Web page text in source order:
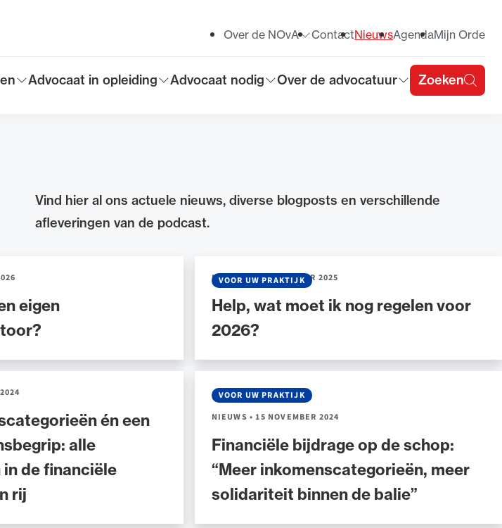
voorToon submenu voor
Advocaat in opleiding
Toon submenu voor
Advocaat nodig
Toon submenu voor
Over de advocatuur Zoeken
Toon submenu voor
Over de NOvA ContactNieuwsAgendaMijn Orde
Vind hier al ons actuele nieuws, diverse blogposts en verschillende
afleveringen van de podcast.
eigen
Help, wat moet ik nog regelen voor
2026?
VOOR UW PRAKTIJK
NIEUWS•18 DECEMBER 2025
én een
alle
de financiële
rij
Financiële bijdrage op de schop:
“Meer inkomenscategorieën, meer
solidariteit binnen de balie”
VOOR UW PRAKTIJK
NIEUWS• 15 NOVEMBER 2024
rechtsgebiedenregister en geheimhoudernummers.